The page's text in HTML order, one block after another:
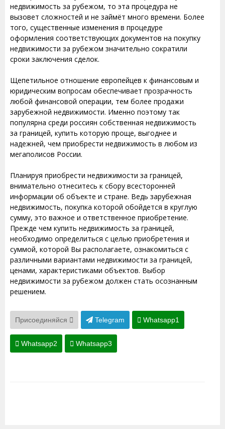
недвижимость за рубежом, то эта процедура не
вызовет сложностей и не займёт много времени. Более
того, существенные изменения в процедуре
оформления соответствующих документов на покупку
недвижимости за рубежом значительно сократили
сроки заключения сделок.
Щепетильное отношение европейцев к финансовым и
юридическим вопросам обеспечивает прозрачность
любой финансовой операции, тем более продажи
зарубежной недвижимости. Именно поэтому так
популярна среди россиян собственная недвижимость
за границей, купить которую проще, выгоднее и
надежней, чем приобрести недвижимость в любом из
мегаполисов России.
Планируя приобрести недвижимости за границей,
внимательно отнеситесь к сбору всесторонней
информации об объекте и стране. Ведь зарубежная
недвижимость, покупка которой обойдется в круглую
сумму, это важное и ответственное приобретение.
Прежде чем купить недвижимость за границей,
необходимо определиться с целью приобретения и
суммой, которой Вы располагаете, ознакомиться с
различными вариантами недвижимости за границей,
ценами, характеристиками объектов. Выбор
недвижимости за рубежом должен стать осознанным
решением.
Присоединяйся Telegram Whatsapp1
Whatsapp2 Whatsapp3